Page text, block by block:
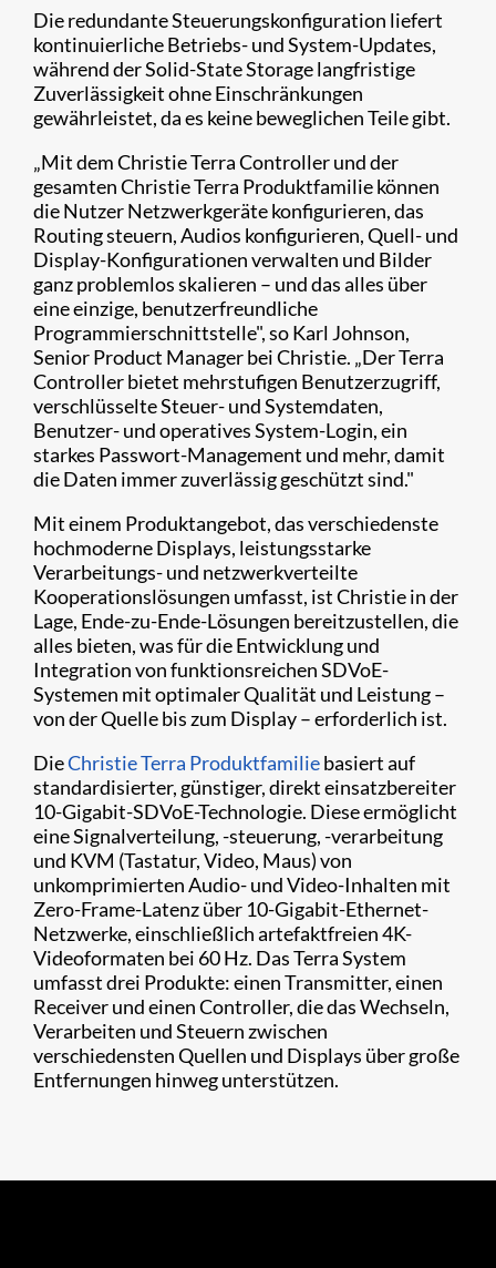
Die redundante Steuerungskonfiguration liefert
kontinuierliche Betriebs- und System-Updates,
während der Solid-State Storage langfristige
Zuverlässigkeit ohne Einschränkungen
gewährleistet, da es keine beweglichen Teile gibt.
„Mit dem Christie Terra Controller und der
gesamten Christie Terra Produktfamilie können
die Nutzer Netzwerkgeräte konfigurieren, das
Routing steuern, Audios konfigurieren, Quell- und
Display-Konfigurationen verwalten und Bilder
ganz problemlos skalieren – und das alles über
eine einzige, benutzerfreundliche
Programmierschnittstelle", so Karl Johnson,
Senior Product Manager bei Christie. „Der Terra
Controller bietet mehrstufigen Benutzerzugriff,
verschlüsselte Steuer- und Systemdaten,
Benutzer- und operatives System-Login, ein
starkes Passwort-Management und mehr, damit
die Daten immer zuverlässig geschützt sind."
Mit einem Produktangebot, das verschiedenste
hochmoderne Displays, leistungsstarke
Verarbeitungs- und netzwerkverteilte
Kooperationslösungen umfasst, ist Christie in der
Lage, Ende-zu-Ende-Lösungen bereitzustellen, die
alles bieten, was für die Entwicklung und
Integration von funktionsreichen SDVoE-
Systemen mit optimaler Qualität und Leistung –
von der Quelle bis zum Display – erforderlich ist.
DieChristie Terra Produktfamiliebasiert auf
standardisierter, günstiger, direkt einsatzbereiter
10-Gigabit-SDVoE-Technologie. Diese ermöglicht
eine Signalverteilung, -steuerung, -verarbeitung
und KVM (Tastatur, Video, Maus) von
unkomprimierten Audio- und Video-Inhalten mit
Zero-Frame-Latenz über 10-Gigabit-Ethernet-
Netzwerke, einschließlich artefaktfreien 4K-
Videoformaten bei 60 Hz. Das Terra System
umfasst drei Produkte: einen Transmitter, einen
Receiver und einen Controller, die das Wechseln,
Verarbeiten und Steuern zwischen
verschiedensten Quellen und Displays über große
Entfernungen hinweg unterstützen. ​